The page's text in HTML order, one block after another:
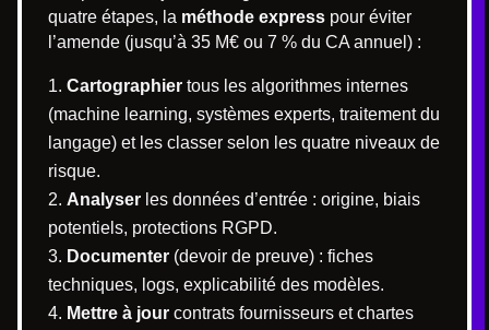
quatre étapes, la méthode express pour éviter
l’amende (jusqu’à 35 M€ ou 7 % du CA annuel) :
Cartographier tous les algorithmes internes
(machine learning, systèmes experts, traitement du
langage) et les classer selon les quatre niveaux de
risque.
Analyser les données d’entrée : origine, biais
potentiels, protections RGPD.
Documenter (devoir de preuve) : fiches
techniques, logs, explicabilité des modèles.
Mettre à jour contrats fournisseurs et chartes